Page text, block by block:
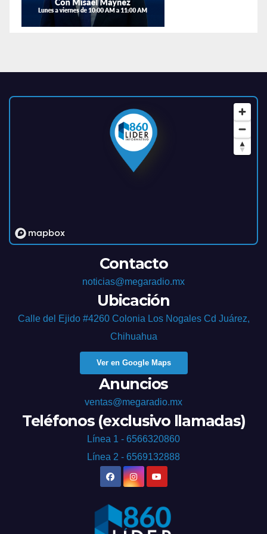
Contacto
noticias@megaradio.mx
Ubicación
Calle del Ejido #4260 Colonia Los Nogales Cd Juárez,
Chihuahua
Ver en Google Maps
Anuncios
ventas@megaradio.mx
Teléfonos (exclusivo llamadas)
Línea 1 - 6566320860
Línea 2 - 6569132888